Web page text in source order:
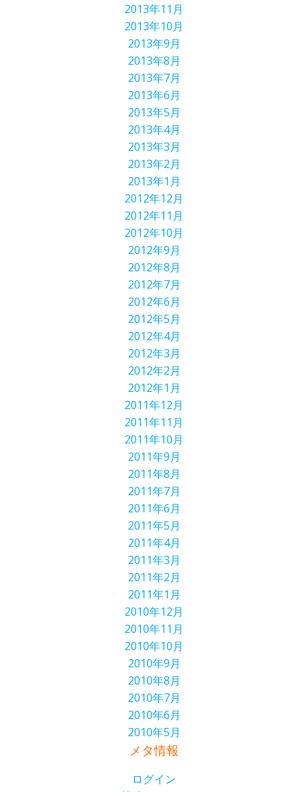
2013年11月
2013年10月
2013年9月
2013年8月
2013年7月
2013年6月
2013年5月
2013年4月
2013年3月
2013年2月
2013年1月
2012年12月
2012年11月
2012年10月
2012年9月
2012年8月
2012年7月
2012年6月
2012年5月
2012年4月
2012年3月
2012年2月
2012年1月
2011年12月
2011年11月
2011年10月
2011年9月
2011年8月
2011年7月
2011年6月
2011年5月
2011年4月
2011年3月
2011年2月
2011年1月
2010年12月
2010年11月
2010年10月
2010年9月
2010年8月
2010年7月
2010年6月
2010年5月
メタ情報
ログイン